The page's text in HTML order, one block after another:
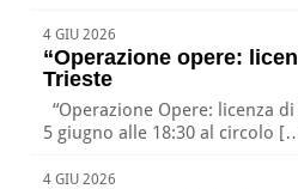
4 GIU 2026
“Operazione opere:
Trieste
“Operazione Opere: licenza
5 giugno alle 18:30 al circolo
4 GIU 2026